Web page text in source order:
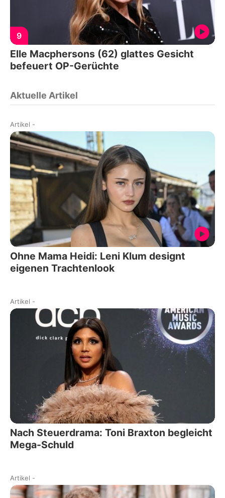
9
Elle Macphersons (62) glattes Gesicht
befeuert OP-Gerüchte
Aktuelle Artikel
Artikel -
Ohne Mama Heidi: Leni Klum designt
eigenen Trachtenlook
Artikel -
Nach Steuerdrama: Toni Braxton begleicht
Mega-Schuld
Artikel -